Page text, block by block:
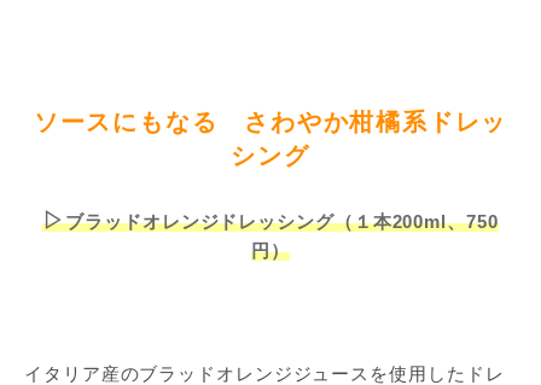
ソースにもなる さわやか柑橘系ドレッ
シング
▷ブラッドオレンジドレッシング（１本200ml、750
円）
イタリア産のブラッドオレンジジュースを使用したドレ